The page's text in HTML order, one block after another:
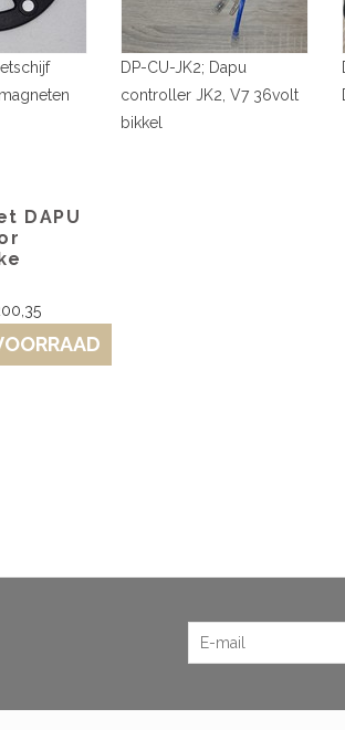
DP-CU-JK2; Dapu
controller JK2, V7 36volt
bikkel
DAPU